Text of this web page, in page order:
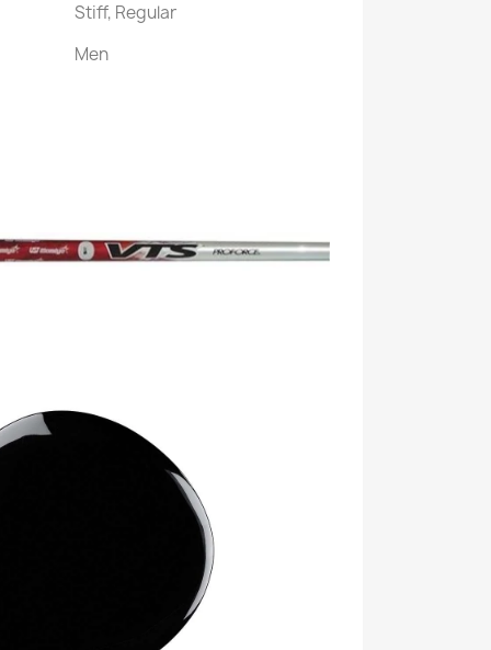
Stiff, Regular
Men